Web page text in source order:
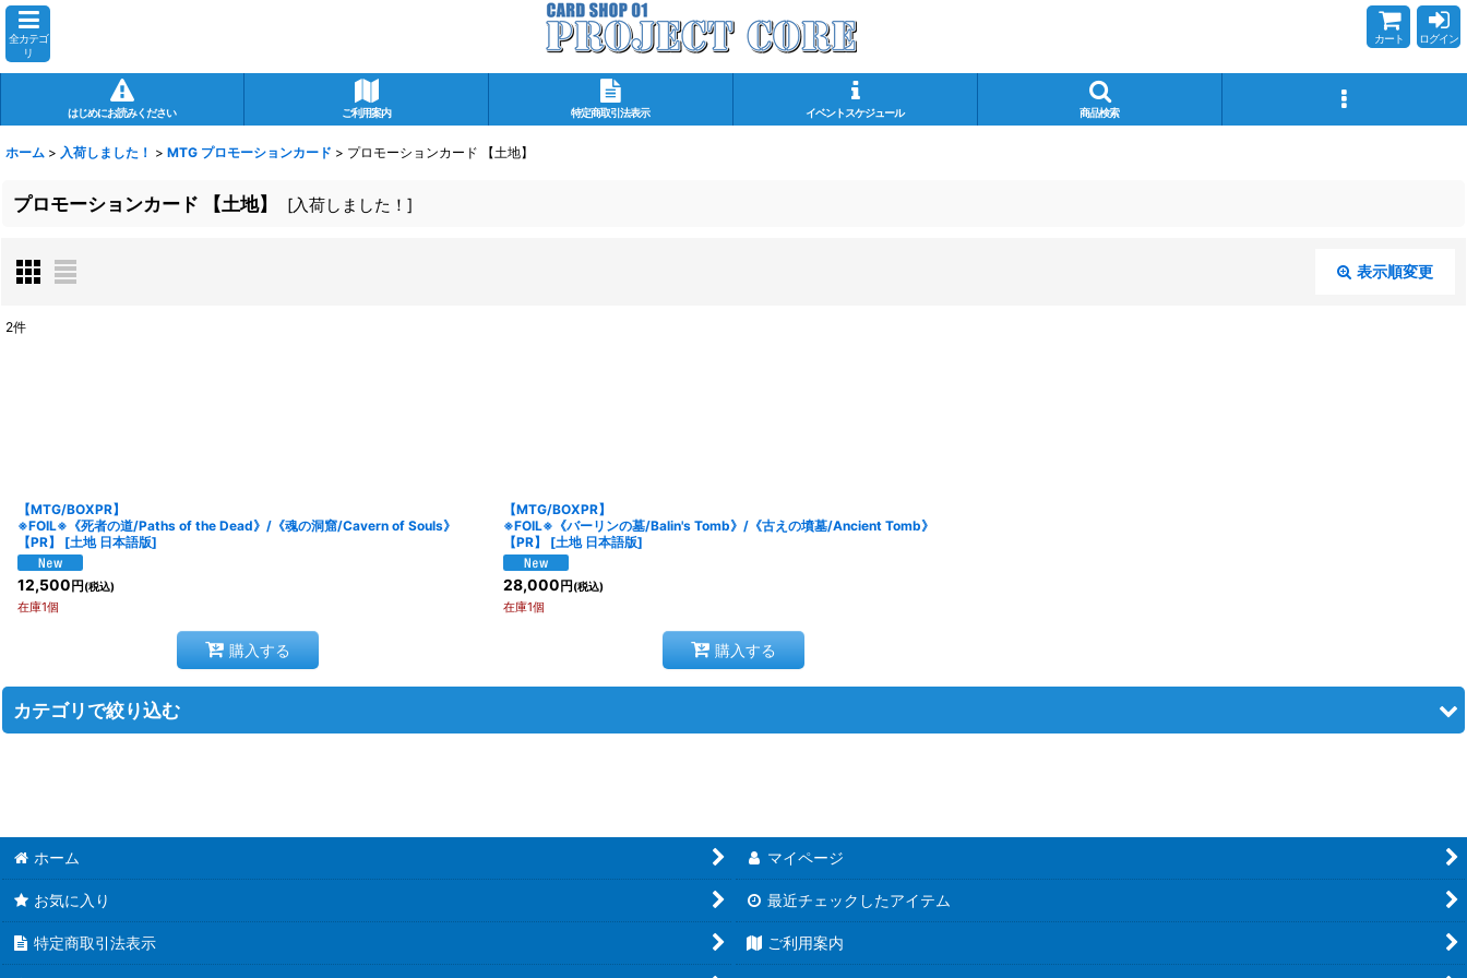
全カテゴ
リ
カート ログイン
はじめにお読みください ご利用案内 特定商取引法表示 イベントスケジュール 商品検索
ホーム > 入荷しました！ > MTG プロモーションカード > プロモーションカード 【土地】
プロモーションカード 【土地】 [入荷しました！ ]
表示順変更
絞り込む
2件
【MTG/BOXPR】
※FOIL※《死者の道/Paths of the Dead》/《魂の洞窟/Cavern of Souls》
【PR】
[土地 日本語版]
12,500 円 (税込)
在庫1個
購入する
【MTG/BOXPR】
※FOIL※《バーリンの墓/Balin's Tomb》/《古えの墳墓/Ancient Tomb》
【PR】
[土地 日本語版]
28,000 円 (税込)
在庫1個
購入する
カテゴリで絞り込む
プロモーションカード 【青】
プロモーションカード 【黒】
ホーム マイページ
お気に入り 最近チェックしたアイテム
特定商取引法表示 ご利用案内